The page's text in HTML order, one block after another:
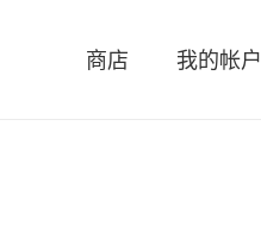
商店 我的帐户